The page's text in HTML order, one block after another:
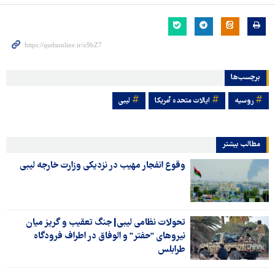
برچسب‌ها
روسیه ایالات متحده آمریکا لیبی
مطالب بیشتر
وقوع انفجار مهیب در نزدیکی وزارت خارجه لیبی
تحولات نظامی لیبی| جنگ تعقیب و گریز میان
نیروهای "حفتر" و الوفاق در اطراف فرودگاه
طرابلس